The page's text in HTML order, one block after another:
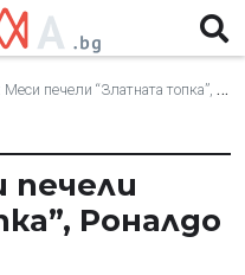
печели “Златната топка”, Роналдо е трети
печели
Роналдо